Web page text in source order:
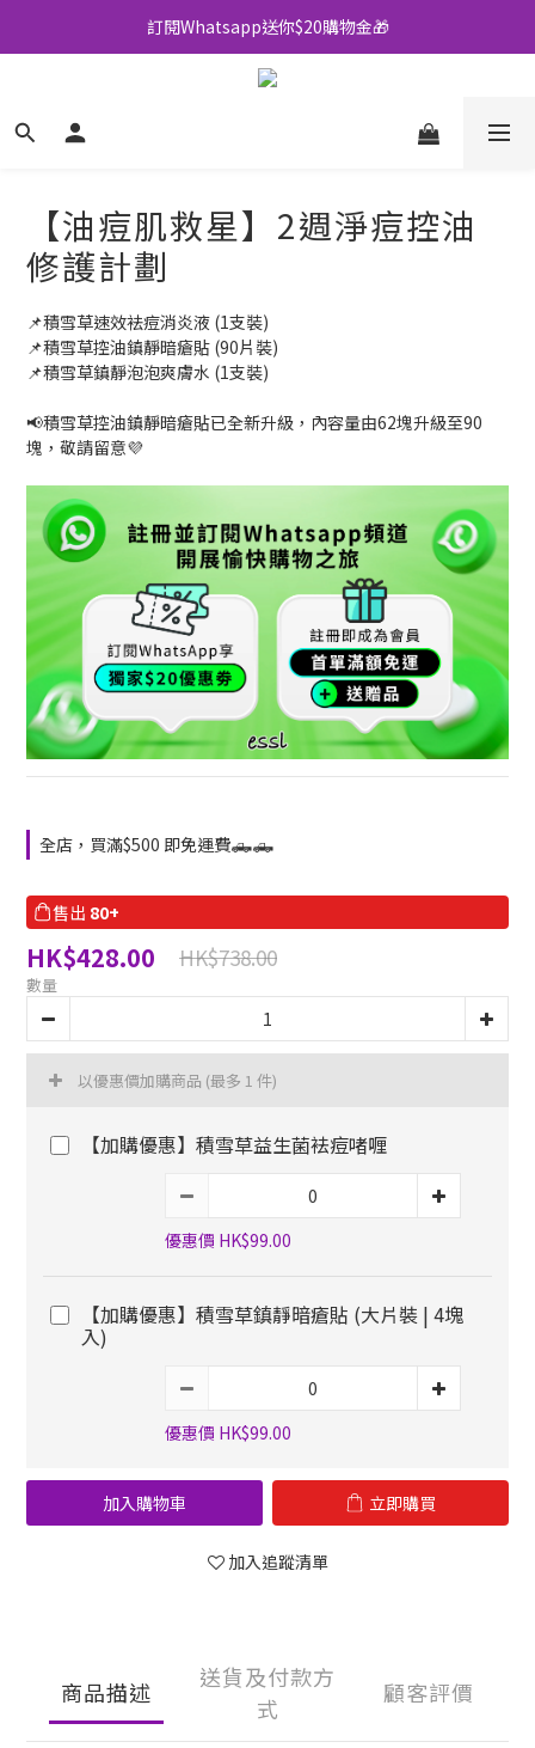
全店買滿$500即享包郵💜
全店買滿$500即享包郵💜
加入會員可享多重優惠🫡
【油痘肌救星】2週淨痘控油
修護計劃
📌積雪草速效袪痘消炎液 (1支裝)
📌積雪草控油鎮靜暗瘡貼 (90片裝)
📌積雪草鎮靜泡泡爽膚水 (1支裝)
📢積雪草控油鎮靜暗瘡貼已全新升級，內容量由62塊升級至90
塊，敬請留意💜
全店，買滿$500 即免運費🛻🛻
售出 80+
HK$428.00 HK$738.00
數量
以優惠價加購商品 (最多 1 件)
【加購優惠】積雪草益生菌袪痘啫喱
優惠價 HK$99.00
【加購優惠】積雪草鎮靜暗瘡貼 (大片裝 | 4塊
入)
優惠價 HK$99.00
加入購物車 立即購買
加入追蹤清單
商品描述
送貨及付款方
式
顧客評價